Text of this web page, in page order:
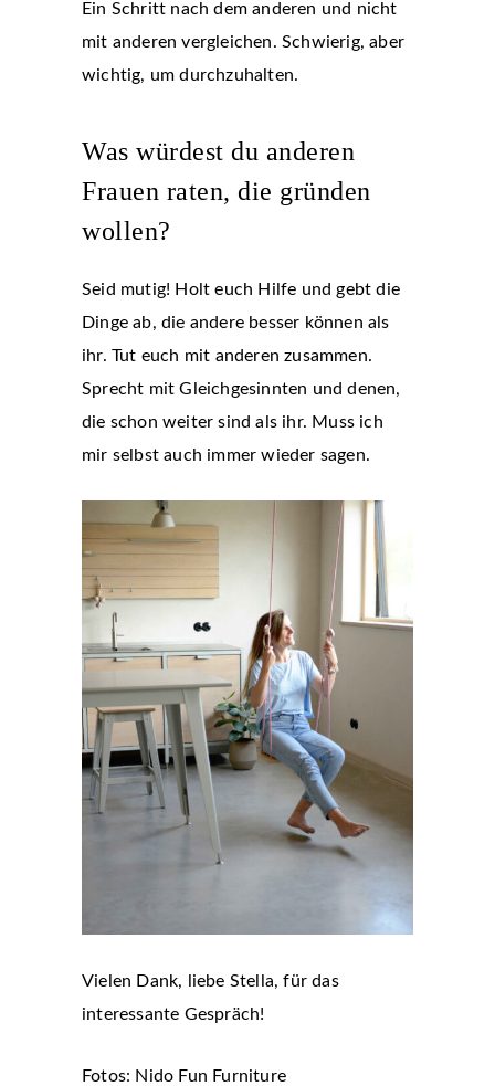
Ein Schritt nach dem anderen und nicht
mit anderen vergleichen. Schwierig, aber
wichtig, um durchzuhalten.
Was würdest du anderen
Frauen raten, die gründen
wollen?
Seid mutig! Holt euch Hilfe und gebt die
Dinge ab, die andere besser können als
ihr. Tut euch mit anderen zusammen.
Sprecht mit Gleichgesinnten und denen,
die schon weiter sind als ihr. Muss ich
mir selbst auch immer wieder sagen.
Vielen Dank, liebe Stella, für das
interessante Gespräch!
Fotos: Nido Fun Furniture